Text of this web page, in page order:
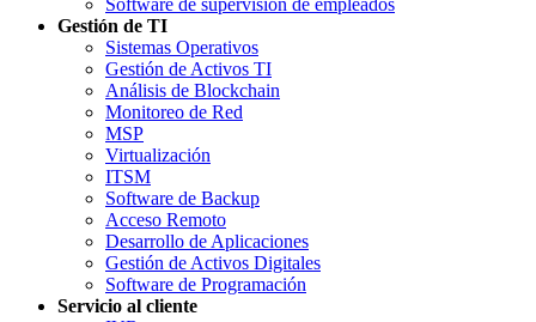
Gestión de TI
Sistemas Operativos
Gestión de Activos TI
Análisis de Blockchain
Monitoreo de Red
MSP
Virtualización
ITSM
Software de Backup
Acceso Remoto
Desarrollo de Aplicaciones
Gestión de Activos Digitales
Software de Programación
Servicio al cliente